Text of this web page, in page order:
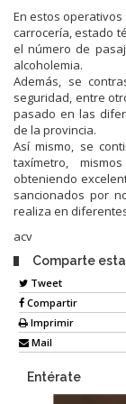
En estos
carrocería, estado
el número de
alcoholemia.
Además, se
seguridad, entre
pasado en las
de la provincia.
Así mismo, se
taxímetro,
obteniendo
sancionados por
realiza en
acv
Comparte
Tweet
Compartir
Imprimir
Mail
Entérate